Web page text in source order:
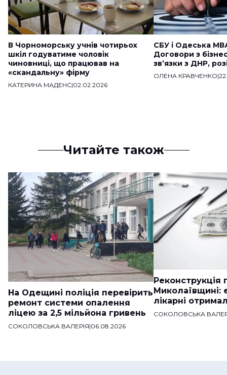
В Чорноморську учнів чотирьох
шкіл годуватиме чоловік
чиновниці, що працював на
«скандальну» фірму
КАТЕРИНА МАДЕНС|02.02.2026
СБУ і Одеська
Договори з
звʼязки з ДНР,
ОЛЕНА КРАВЧЕНКО|
Читайте також
На Одещині поліція перевірить
ремонт системи опалення
ліцею за 2,5 мільйона гривень
СОКОЛОВСЬКА ВАЛЕРІЯ|06.08.2026
Реконструкція
Миколаївщині:
лікарні
СОКОЛОВСЬКА